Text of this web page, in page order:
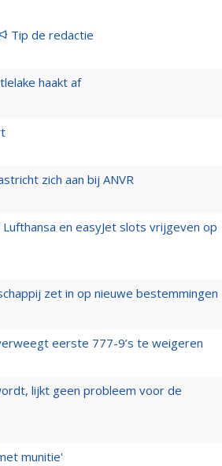
Tip de redactie
haakt af
zich aan bij ANVR
en easyJet slots vrijgeven op
zet in op nieuwe bestemmingen
eerste 777-9’s te weigeren
lijkt geen probleem voor de
munitie'